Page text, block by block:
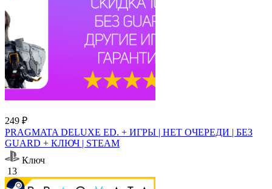
249 ₽
PRAGMATA DELUXE ED. + ИГРЫ | НЕТ ОЧЕРЕДИ | БЕЗ
GUARD + КЛЮЧ | STEAM
Ключ
13